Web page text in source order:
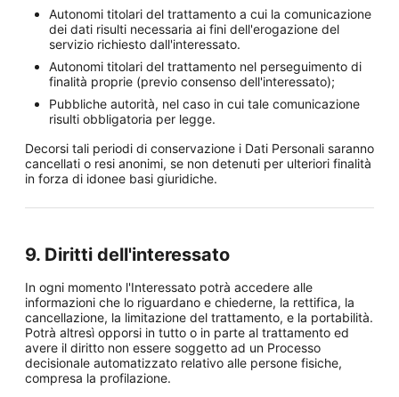
Autonomi titolari del trattamento a cui la comunicazione
dei dati risulti necessaria ai fini dell'erogazione del
servizio richiesto dall'interessato.
Autonomi titolari del trattamento nel perseguimento di
finalità proprie (previo consenso dell'interessato);
Pubbliche autorità, nel caso in cui tale comunicazione
risulti obbligatoria per legge.
Decorsi tali periodi di conservazione i Dati Personali saranno
cancellati o resi anonimi, se non detenuti per ulteriori finalità
in forza di idonee basi giuridiche.
9. Diritti dell'interessato
In ogni momento l'Interessato potrà accedere alle
informazioni che lo riguardano e chiederne, la rettifica, la
cancellazione, la limitazione del trattamento, e la portabilità.
Potrà altresì opporsi in tutto o in parte al trattamento ed
avere il diritto non essere soggetto ad un Processo
decisionale automatizzato relativo alle persone fisiche,
compresa la profilazione.